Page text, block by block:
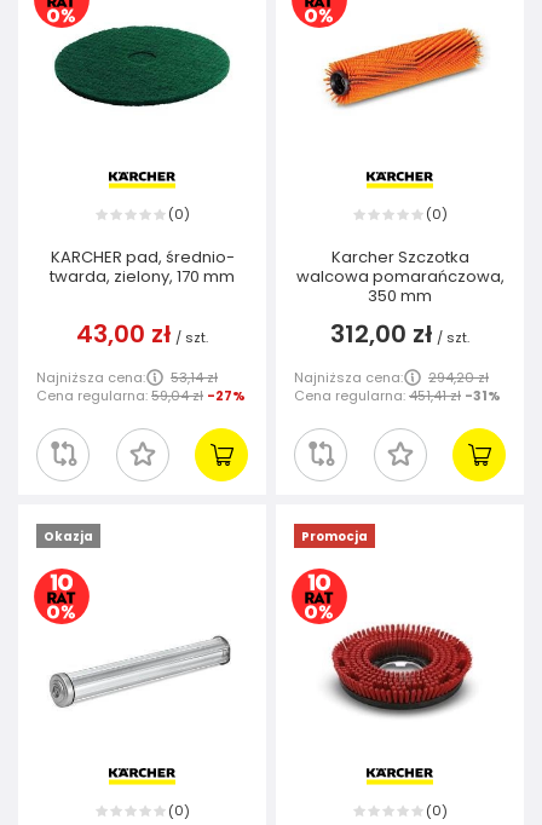
(0)
KARCHER pad, średnio-
twarda, zielony, 170 mm
43,00 zł / szt.
Najniższa cena:
53,14 zł
Cena regularna:59,04 zł -27%
(0)
Karcher Szczotka
walcowa pomarańczowa,
350 mm
312,00 zł / szt.
Najniższa cena:
294,20 zł
Cena regularna:451,41 zł -31%
Okazja
(0)
Promocja
(0)